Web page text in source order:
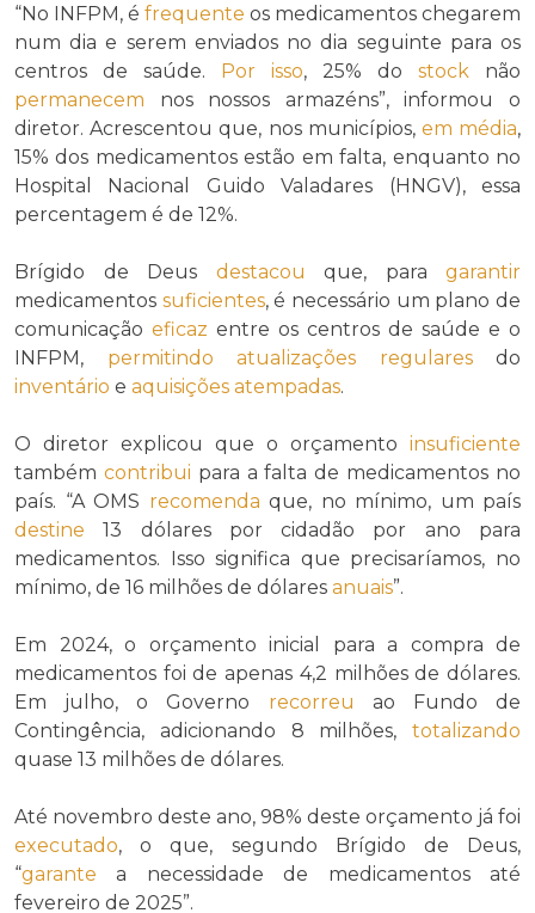
“No INFPM, é frequente os medicamentos chegarem
num dia e serem enviados no dia seguinte para os
centros de saúde. Por isso, 25% do stock não
permanecem nos nossos armazéns”, informou o
diretor. Acrescentou que, nos municípios, em média,
15% dos medicamentos estão em falta, enquanto no
Hospital Nacional Guido Valadares (HNGV), essa
percentagem é de 12%.
Brígido de Deus destacou que, para garantir
medicamentos suficientes, é necessário um plano de
comunicação eficaz entre os centros de saúde e o
INFPM, permitindo atualizações regularesdo
inventário e aquisições atempadas.
O diretor explicou que o orçamento insuficiente
também contribui para a falta de medicamentos no
país. “A OMS recomenda que, no mínimo, um país
destine 13 dólares por cidadão por ano para
medicamentos. Isso significa que precisaríamos, no
mínimo, de 16 milhões de dólares anuais”.
Em 2024, o orçamento inicial para a compra de
medicamentos foi de apenas 4,2 milhões de dólares.
Em julho, o Governo recorreu ao Fundo de
Contingência, adicionando 8 milhões, totalizando
quase 13 milhões de dólares.
Até novembro deste ano, 98% deste orçamento já foi
executado, o que, segundo Brígido de Deus,
“garante a necessidade de medicamentos até
fevereiro de 2025”.